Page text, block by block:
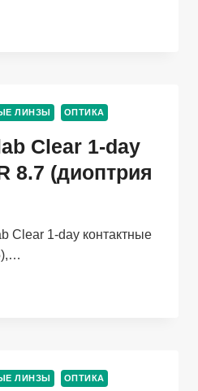
ЛИНЗЫ ОПТИКА
Clear 1-day
8.7 (диоптрия
Clear 1-day контактные
ЛИНЗЫ ОПТИКА